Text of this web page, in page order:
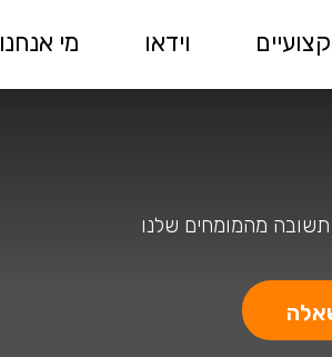
וידאו מי אנחנו
מהמומחים שלנו